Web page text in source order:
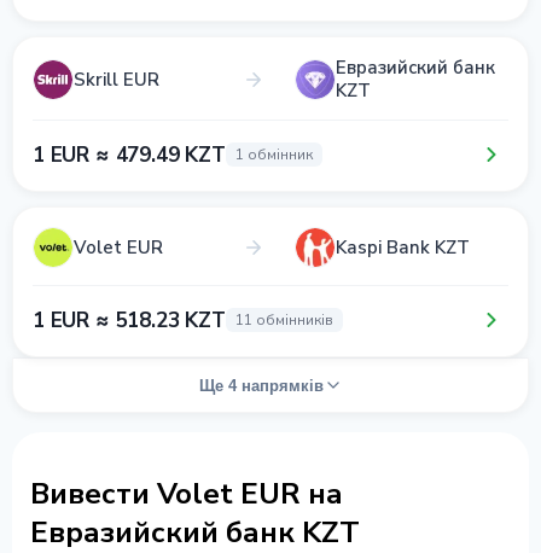
Skrill EUR
Евразийский банк
KZT
1 EUR ≈ 479.49 KZT 1 обмінник
Volet EUR Kaspi Bank KZT
1 EUR ≈ 518.23 KZT 11 обмінників
Ще 4 напрямків
Вивести Volet EUR на
Евразийский банк KZT